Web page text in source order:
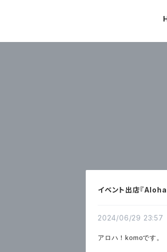
イベント出店『
2024/06/29 23:57
アロハ！komoです。